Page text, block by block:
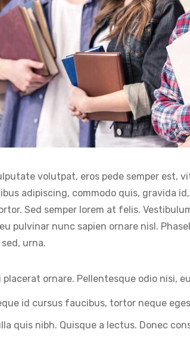
volutpat, eros pede semper est,
adipiscing, commodo quis, gravida
Sed semper lorem at felis.
pulvinar nunc sapien ornare nisl.
urna.
placerat ornare. Pellentesque odio nisi,
id cursus faucibus, tortor neque
quis nibh. Quisque a lectus. Donec